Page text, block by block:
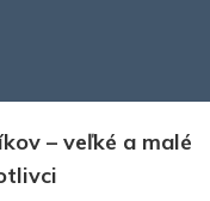
– veľké a malé